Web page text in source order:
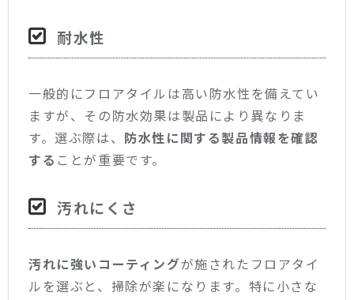
耐水性
一般的にフロアタイルは高い防水性を備えてい
ますが、その防水効果は製品により異なりま
す。選ぶ際は、 防水性に関する製品情報を確認
する ことが重要です。
汚れにくさ
汚れに強いコーティングが施されたフロアタイ
ルを選ぶと、掃除が楽になります。特に小さな